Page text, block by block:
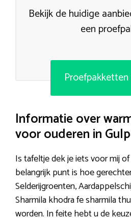
Bekijk de huidige
een
Informatie over
voor ouderen in
Is tafeltje dek je iets voor mij
belangrijk punt is hoe
Selderijgroenten,
Sharmila khodra fe sharmila
worden. In feite hebt u de